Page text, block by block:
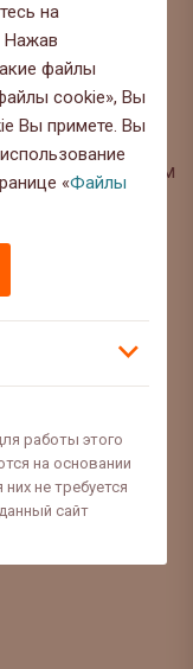
на
Нажав
файлы
cookie», Вы
Вы примете. Вы
«Файлы
работы этого
на основании
не требуется
сайт
где мы
и полезные
выбор
Мы с нетерпением
и мнений по
в этом блоге: